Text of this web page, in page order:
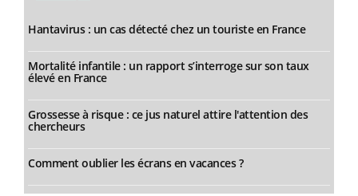
Hantavirus : un cas détecté chez un touriste en France
Mortalité infantile : un rapport s’interroge sur son taux
élevé en France
Grossesse à risque : ce jus naturel attire l'attention des
chercheurs
Comment oublier les écrans en vacances ?